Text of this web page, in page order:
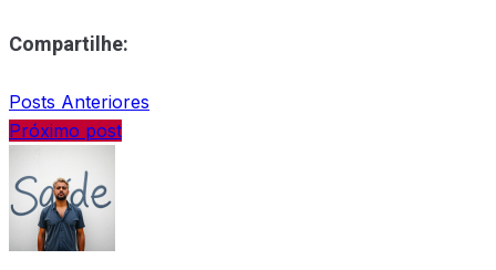
Compartilhe:
Posts Anteriores
Próximo post